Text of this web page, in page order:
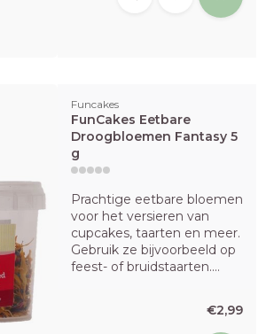
Funcakes
FunCakes Eetbare
Droogbloemen Fantasy 5
g
Prachtige eetbare bloemen
voor het versieren van
cupcakes, taarten en meer.
Gebruik ze bijvoorbeeld op
feest- of bruidstaarten....
€2,99